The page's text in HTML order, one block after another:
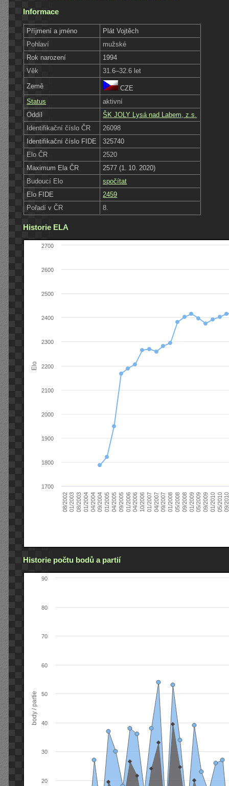
Informace
Příjmení a jméno
Plát Vojtěch
Pohlaví
mužské
Rok narození
1994
Věk
31.6–32.6 let
Země
CZE
Status
aktivní
Oddíl
ŠK JOLY Lysá nad Labem, z.s.
Identifikační číslo ČR
26098
Identifikační číslo FIDE
325740
Elo ČR
2520
Maximum Ela ČR
2577 (1. 10. 2020)
Budoucí Elo
spočítat
Elo FIDE
2459
Pořadí v ČR
8.
Historie ELA
Elo
08/200201/200308/200301/200404/200409/200401/200504/200509/200501/200604/200610/200601/200704/200709/200701/200805/200809/200801/200905/200909/200901/201005/201009/
1700
1800
1900
2000
2100
2200
2300
2400
2500
2600
2700
Historie počtu bodů a partií
body / partie
20
30
40
50
60
70
80
90